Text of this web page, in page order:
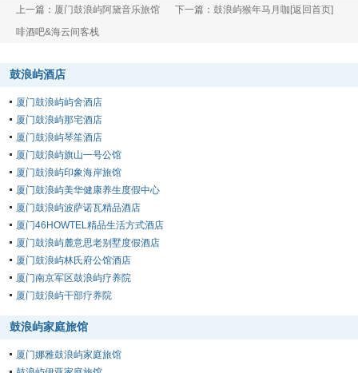
[返回首页]
上一篇： 厦门鼓浪屿阿黛音乐旅馆 下一篇： 鼓浪屿猴年马月咖
啡酒吧&海云间客栈
鼓浪屿酒店
厦门鼓浪屿屿舍酒店
厦门鼓浪屿那宅酒店
厦门鼓浪屿琴笙酒店
厦门鼓浪屿旗山一号公馆
厦门鼓浪屿印象海岸旅馆
厦门鼓浪屿美华健康养生度假中心
厦门鼓浪屿波萨诺瓦精品酒店
厦门46HOWTEL精品生活方式酒店
厦门鼓浪屿麓意思老别墅度假酒店
厦门鼓浪屿林氏府公馆酒店
厦门南京军区鼓浪屿疗养院
厦门鼓浪屿干部疗养院
鼓浪屿家庭旅馆
厦门娜雅鼓浪屿家庭旅馆